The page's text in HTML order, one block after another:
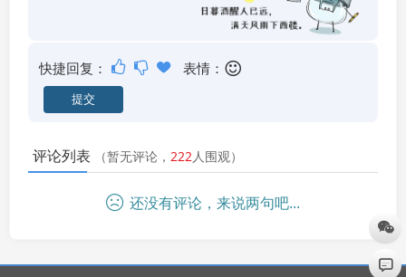
快捷回复： 表情：
评论列表 （暂无评论， 222人围观）
还没有评论，来说两句吧...